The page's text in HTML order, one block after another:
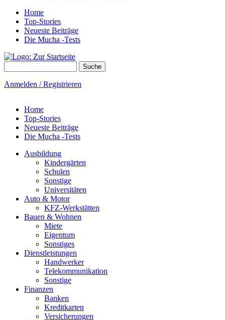
Home
Top-Stories
Neueste Beiträge
Die Mucha -Tests
Anmelden / Registrieren
Home
Top-Stories
Neueste Beiträge
Die Mucha -Tests
Ausbildung
Kindergärten
Schulen
Sonstige
Universitäten
Auto & Motor
KFZ-Werkstätten
Bauen & Wohnen
Miete
Eigentum
Sonstiges
Dienstleistungen
Handwerker
Telekommunikation
Sonstige
Finanzen
Banken
Kreditkarten
Versicherungen